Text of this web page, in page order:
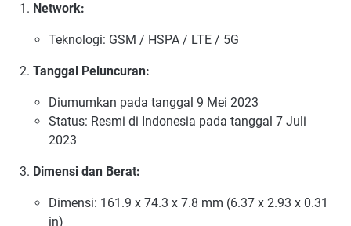
Network:
Teknologi: GSM / HSPA / LTE / 5G
Tanggal Peluncuran:
Diumumkan pada tanggal 9 Mei 2023
Status: Resmi di Indonesia pada tanggal 7 Juli
2023
Dimensi dan Berat:
Dimensi: 161.9 x 74.3 x 7.8 mm (6.37 x 2.93 x 0.31
in)